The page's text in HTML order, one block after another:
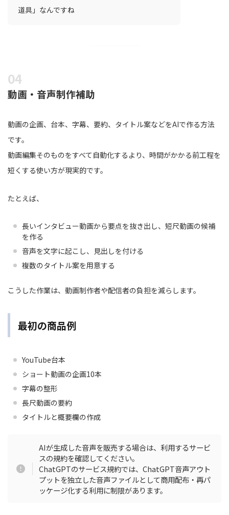
道具」なんですね
動画・音声制作補助
動画の企画、台本、字幕、要約、タイトル案などをAIで作る方法
です。
動画編集そのものをすべて自動化するより、時間がかかる前工程を
短くする使い方が現実的です。
たとえば、
長いインタビュー動画から要点を抜き出し、短尺動画の候補
を作る
音声を文字に起こし、見出しを付ける
複数のタイトル案を用意する
こうした作業は、動画制作者や配信者の負担を減らします。
最初の商品例
YouTube台本
ショート動画の企画10本
字幕の整形
長尺動画の要約
タイトルと概要欄の作成
AIが生成した音声を販売する場合は、利用するサービ
スの規約を確認してください。
ChatGPTのサービス規約では、ChatGPT音声アウト
プットを独立した音声ファイルとして商用配布・再パ
ッケージ化する利用に制限があります。